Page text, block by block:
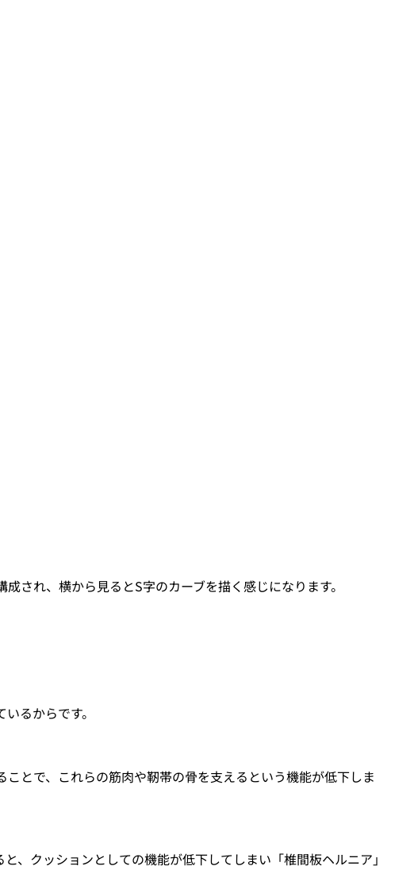
され、横から見るとS字のカーブを描く感じになります。
るからです。
とで、これらの筋肉や靭帯の骨を支えるという機能が低下しま
、クッションとしての機能が低下してしまい「椎間板ヘルニア」